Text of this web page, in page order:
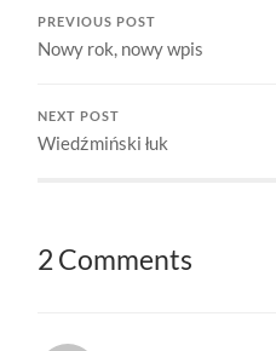
PREVIOUS POST
Nowy rok, nowy wpis
NEXT POST
Wiedźmiński łuk
2 Comments